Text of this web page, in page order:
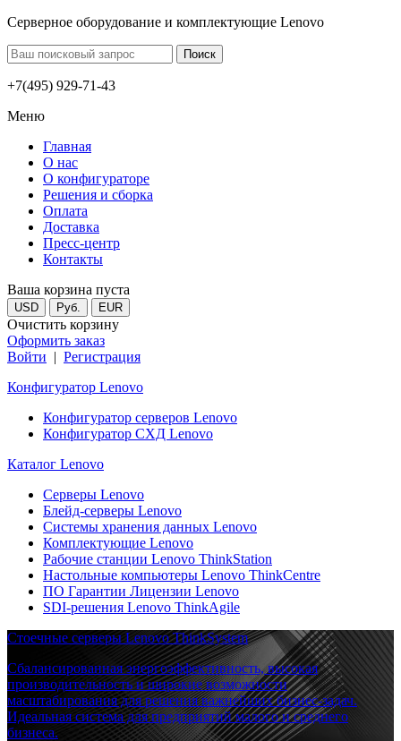
Серверное оборудование и комплектующие Lenovo
+7(495) 929-71-43
Меню
Главная
О нас
О конфигураторе
Решения и сборка
Оплата
Доставка
Пресс-центр
Контакты
Ваша корзина пуста
USD Руб. EUR
Очистить корзину
Оформить заказ
Войти | Регистрация
Конфигуратор Lenovo
Конфигуратор серверов Lenovo
Конфигуратор СХД Lenovo
Каталог Lenovo
Серверы Lenovo
Блейд-серверы Lenovo
Системы хранения данных Lenovo
Комплектующие Lenovo
Рабочие станции Lenovo ThinkStation
Настольные компьютеры Lenovo ThinkCentre
ПО Гарантии Лицензии Lenovo
SDI-решения Lenovo ThinkAgile
Стоечные серверы Lenovo ThinkSystem
Сбалансированная энергоэффективность, высокая
производительность и широкие возможности
масштабирования для решения важнейших бизнес-задач.
Идеальная система для предприятий малого и среднего
бизнеса.